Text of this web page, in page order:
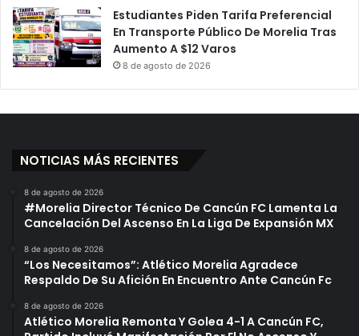
Estudiantes Piden Tarifa Preferencial
En Transporte Público De Morelia Tras
Aumento A $12 Varos
8 de agosto de 2026
NOTICIAS MÁS RECIENTES
8 de agosto de 2026
#Morelia Director Técnico De Cancún FC Lamenta La
Cancelación Del Ascenso En La Liga De Expansión MX
8 de agosto de 2026
“Los Necesitamos”: Atlético Morelia Agradece
Respaldo De Su Afición En Encuentro Ante Cancún Fc
8 de agosto de 2026
Atlético Morelia Remonta Y Golea 4-1 A Cancún FC,